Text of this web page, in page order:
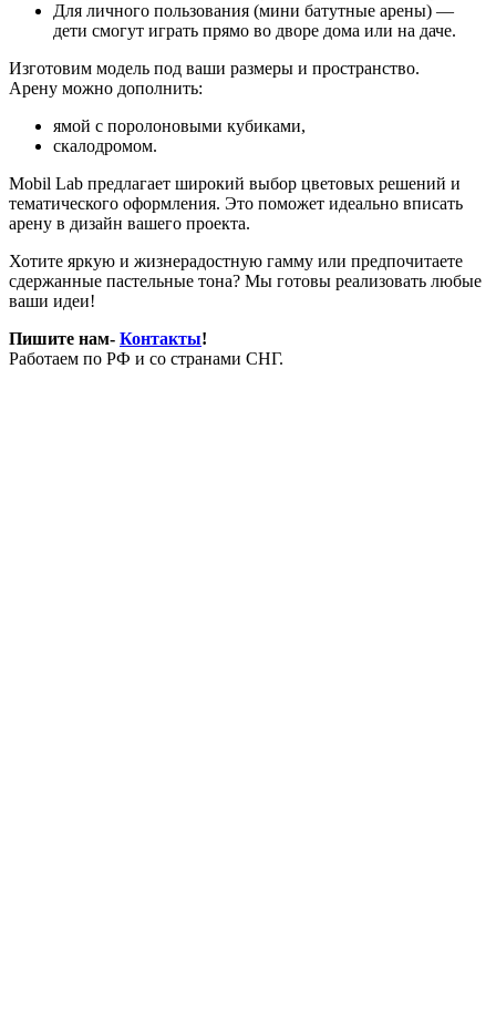
Для личного пользования (мини батутные арены) —
дети смогут играть прямо во дворе дома или на даче.
Изготовим модель под ваши размеры и пространство.
Арену можно дополнить:
ямой с поролоновыми кубиками,
скалодромом.
Mobil Lab предлагает широкий выбор цветовых решений и
тематического оформления. Это поможет идеально вписать
арену в дизайн вашего проекта.
Хотите яркую и жизнерадостную гамму или предпочитаете
сдержанные пастельные тона? Мы готовы реализовать любые
ваши идеи!
Пишите нам- Контакты!
Работаем по РФ и со странами СНГ.